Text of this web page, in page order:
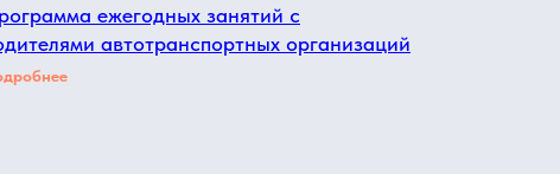
ежегодных занятий с
автотранспортных организаций